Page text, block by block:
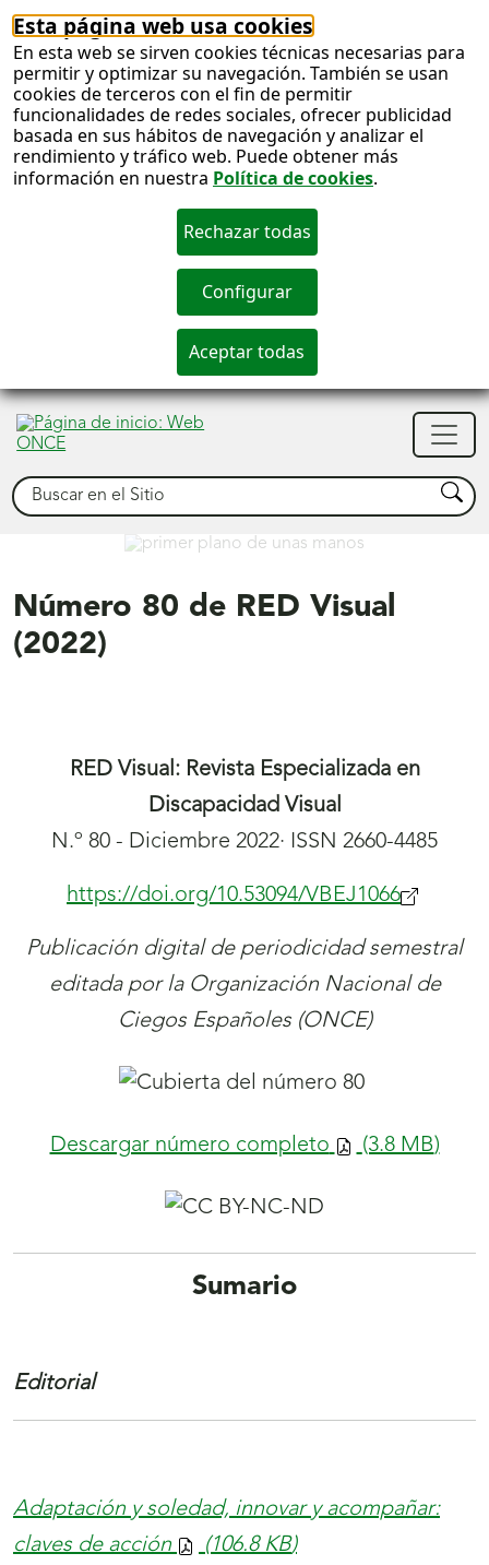
Esta página web usa cookies
En esta web se sirven cookies técnicas necesarias para
permitir y optimizar su navegación. También se usan
cookies de terceros con el fin de permitir
funcionalidades de redes sociales, ofrecer publicidad
basada en sus hábitos de navegación y analizar el
rendimiento y tráfico web. Puede obtener más
información en nuestra Política de cookies.
Buscar Buscar
Déjanos ayudarte
Número 80 de RED Visual
(2022)
RED Visual: Revista Especializada en
Discapacidad Visual
N.º 80 - Diciembre 2022· ISSN 2660-4485
https://doi.org/10.53094/VBEJ1066(se
Publicación digital de periodicidad semestral
editada por la Organización Nacional de
Ciegos Españoles (ONCE)
Descargar número completo (3.8 MB)
Sumario
Editorial
Adaptación y soledad, innovar y acompañar:
claves de acción
(106.8 KB)